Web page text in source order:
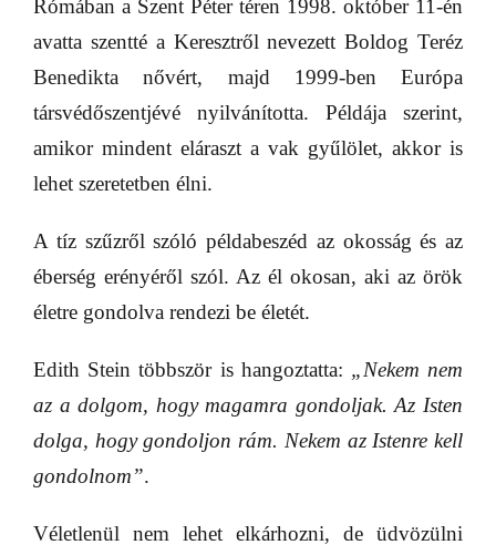
Rómában a Szent Péter téren 1998. október 11-én
avatta szentté a Keresztről nevezett Boldog Teréz
Benedikta nővért, majd 1999-ben Európa
társvédőszentjévé nyilvánította. Példája szerint,
amikor mindent eláraszt a vak gyűlölet, akkor is
lehet szeretetben élni.
A tíz szűzről szóló példabeszéd az okosság és az
éberség erényéről szól. Az él okosan, aki az örök
életre gondolva rendezi be életét.
Edith Stein többször is hangoztatta: „Nekem nem
az a dolgom, hogy magamra gondoljak. Az Isten
dolga, hogy gondoljon rám. Nekem az Istenre kell
gondolnom”.
Véletlenül nem lehet elkárhozni, de üdvözülni